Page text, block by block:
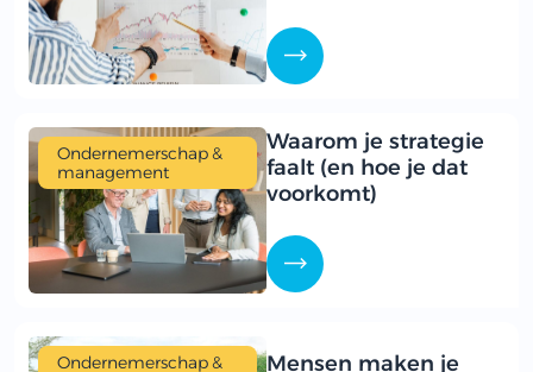
Ondernemerschap &
management
Waarom je strategie
faalt (en hoe je dat
voorkomt)
Ondernemerschap &
Mensen maken je